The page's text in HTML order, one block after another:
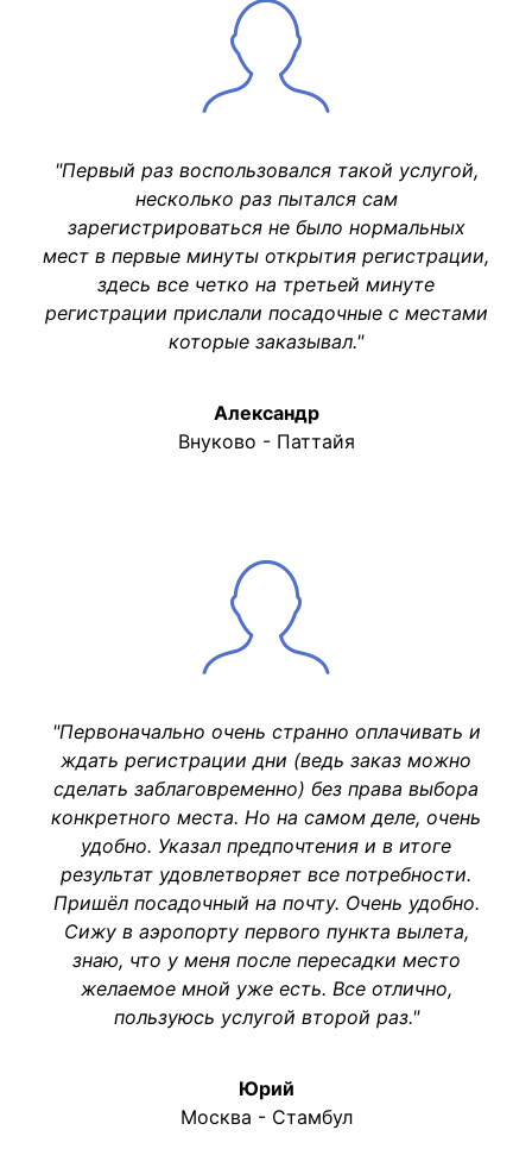
"Первый раз воспользовался такой услугой,
несколько раз пытался сам
зарегистрироваться не было нормальных
мест в первые минуты открытия регистрации,
здесь все четко на третьей минуте
регистрации прислали посадочные с местами
которые заказывал."
Александр
Внуково - Паттайя
"Первоначально очень странно оплачивать и
ждать регистрации дни (ведь заказ можно
сделать заблаговременно) без права выбора
конкретного места. Но на самом деле, очень
удобно. Указал предпочтения и в итоге
результат удовлетворяет все потребности.
Пришёл посадочный на почту. Очень удобно.
Сижу в аэропорту первого пункта вылета,
знаю, что у меня после пересадки место
желаемое мной уже есть. Все отлично,
пользуюсь услугой второй раз."
Юрий
Москва - Стамбул